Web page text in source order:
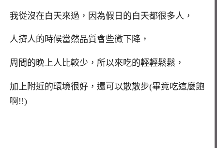
我從沒在白天來過，因為假日的白天都很多人，
人擠人的時候當然品質會些微下降，
周間的晚上人比較少，所以來吃的輕輕鬆鬆，
加上附近的環境很好，還可以散散步(畢竟吃這麼飽
啊!!)